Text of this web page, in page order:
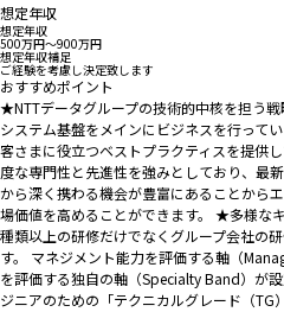
想定年収
想定年収
500万円〜900万円
想定年収補足
ご経験を考慮し決定致します
おすすめポイント
★NTTデータグループの技術的中核を担う
システム基盤をメインにビジネスを行って
客さまに役立つベストプラクティスを提供
度な専門性と先進性を強みとしており、最
から深く携わる機会が豊富にあることから
場価値を高めることができます。 ★多様な
種類以上の研修だけでなくグループ会社の
す。 マネジメント能力を評価する軸（
を評価する独自の軸（Specialty Band）が
ジニアのための「テクニカルグレード（